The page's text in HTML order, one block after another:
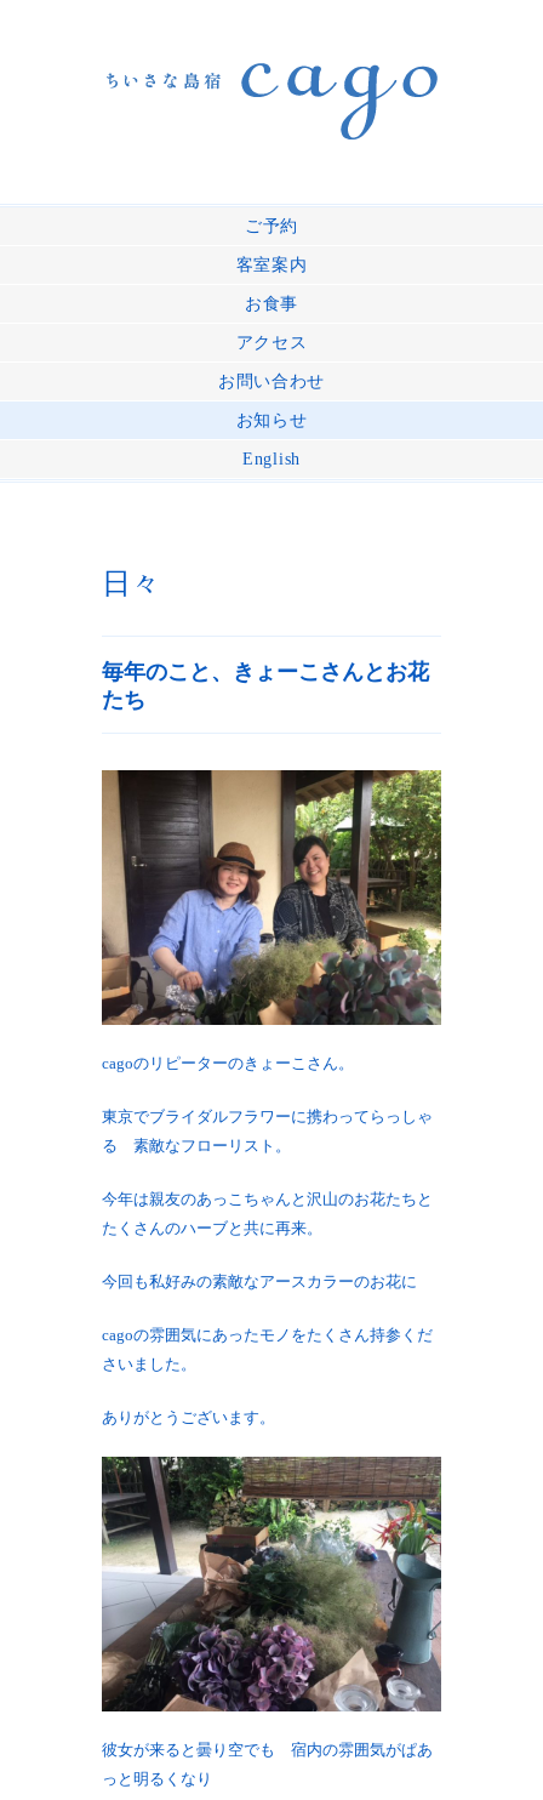
ご予約
客室案内
お食事
アクセス
お問い合わせ
お知らせ
English
日々
毎年のこと、きょーこさんとお花
たち
cagoのリピーターのきょーこさん。
東京でブライダルフラワーに携わってらっしゃ
る 素敵なフローリスト。
今年は親友のあっこちゃんと沢山のお花たちと
たくさんのハーブと共に再来。
今回も私好みの素敵なアースカラーのお花に
cagoの雰囲気にあったモノをたくさん持参くだ
さいました。
ありがとうございます。
彼女が来ると曇り空でも 宿内の雰囲気がぱあ
っと明るくなり